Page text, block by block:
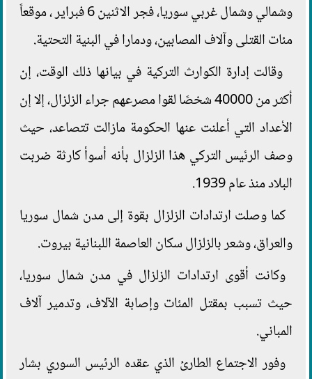
وشمالي وشمال غربي سوريا، فجر الاثنين 6 فبراير ، موقعاً
مئات القتلى وآلاف المصابين، ودمارا في البنية التحتية.
وقالت إدارة الكوارث التركية في بيانها ذلك الوقت، إن
أكثر من 40000 شخصًا لقوا مصرعهم جراء الزلزال، إلا إن
الأعداد التي أعلنت عنها الحكومة مازالت تتصاعد، حيث
وصف الرئيس التركي هذا الزلزال بأنه أسوأ كارثة ضربت
البلاد منذ عام 1939.
كما وصلت ارتدادات الزلزال بقوة إلى مدن شمال سوريا
والعراق، وشعر بالزلزال سكان العاصمة اللبنانية بيروت.
وكانت أقوى ارتدادات الزلزال في مدن شمال سوريا،
حيث تسبب بمقتل المئات وإصابة الآلاف، وتدمير آلاف
المباني.
وفور الاجتماع الطارئ الذي عقده الرئيس السوري بشار